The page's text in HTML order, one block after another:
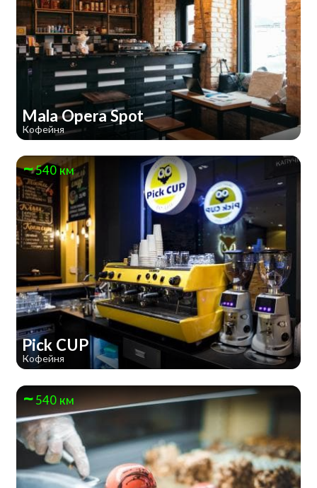
Mala Opera Spot
Кофейня
540 км
Pick CUP
Кофейня
540 км